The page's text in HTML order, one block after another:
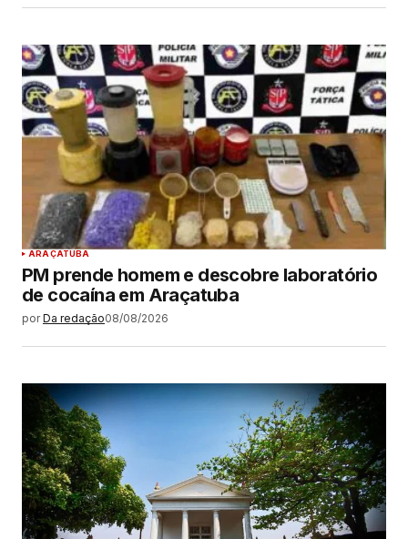
ARAÇATUBA
PM prende homem e descobre laboratório
de cocaína em Araçatuba
por Da redação08/08/2026